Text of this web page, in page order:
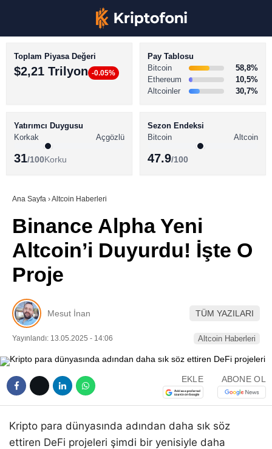
Youtube
TikTok
Telegram
BİTCOİN HABERLERİ
ALTCOİN HABERLERİ
SÖZLÜK
Toplam Piyasa Değeri
$2,21 Trilyon -0.05%
Pay Tablosu
Bitcoin
58,8%
Ethereum
10,5%
Altcoinler
30,7%
Yatırımcı Duygusu
Korkak
Açgözlü
31/100Korku
Sezon Endeksi
Bitcoin
Altcoin
47.9/100
Ana Sayfa ›Altcoin Haberleri
Binance Alpha Yeni
Altcoin’i Duyurdu! İşte O
Proje
Mesut İnan TÜM YAZILARI
Yayınlandı: 13.05.2025 - 14:06 Altcoin Haberleri
EKLE ABONE OL
Kripto para dünyasında adından daha sık söz
ettiren DeFi projeleri şimdi bir yenisiyle daha